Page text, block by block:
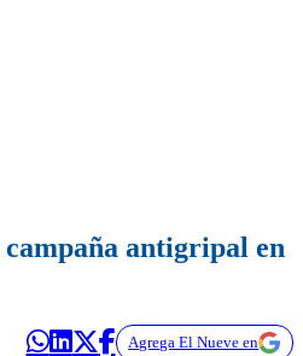
campaña antigripal en
Agrega El Nueve en